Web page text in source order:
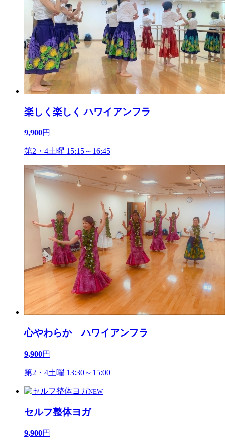
楽しく楽しく ハワイアンフラ
9,900円
第2・4土曜 15:15～16:45
心やわらか ハワイアンフラ
9,900円
第2・4土曜 13:30～15:00
NEW
セルフ整体ヨガ
9,900円